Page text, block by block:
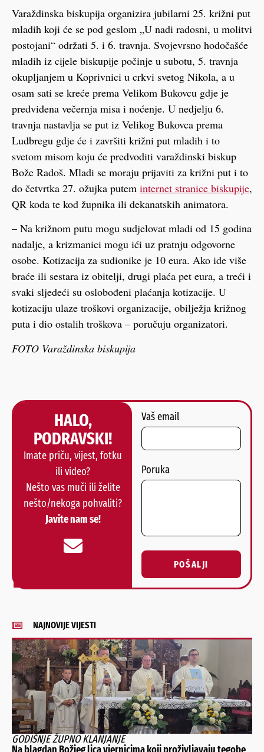
Varaždinska biskupija organizira jubilarni 25. križni put
mladih koji će se pod geslom „U nadi radosni, u molitvi
postojani“ održati 5. i 6. travnja. Svojevrsno hodočašće
mladih iz cijele biskupije počinje u subotu, 5. travnja
okupljanjem u Koprivnici u crkvi svetog Nikola, a u
osam sati se kreće prema Velikom Bukovcu gdje je
predviđena večernja misa i noćenje. U nedjelju 6.
travnja nastavlja se put iz Velikog Bukovca prema
Ludbregu gdje će i završiti križni put mladih i to
svetom misom koju će predvoditi varaždinski biskup
Bože Radoš. Mladi se moraju prijaviti za križni put i to
do četvrtka 27. ožujka putem internet stranice biskupije,
QR koda te kod župnika ili dekanatskih animatora.
– Na križnom putu mogu sudjelovat mladi od 15 godina
nadalje, a krizmanici mogu ići uz pratnju odgovorne
osobe. Kotizacija za sudionike je 10 eura. Ako ide više
braće ili sestara iz obitelji, drugi plaća pet eura, a treći i
svaki sljedeći su oslobođeni plaćanja kotizacije. U
kotizaciju ulaze troškovi organizacije, obilježja križnog
puta i dio ostalih troškova – poručuju organizatori.
FOTO Varaždinska biskupija
HALO,
PODRAVSKI!
Imate priču, vijest, fotku
ili video?
Nešto vas muči ili želite
nešto/nekoga pohvaliti?
Javite nam se!
Vaš email
Poruka
POŠALJI
Alternative:
NAJNOVIJE VIJESTI
GODIŠNJE ŽUPNO KLANJANJE